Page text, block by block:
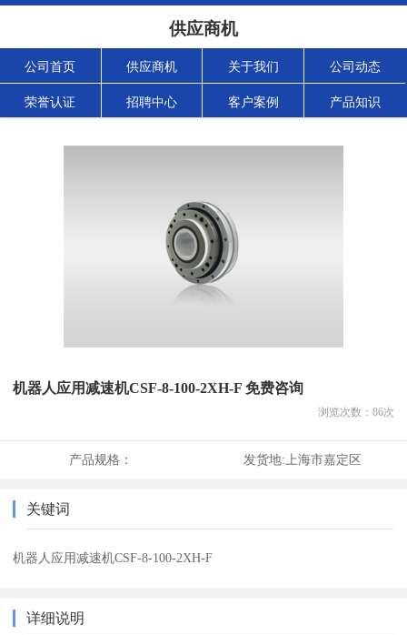
供应商机
公司首页 供应商机 关于我们 公司动态
荣誉认证 招聘中心 客户案例 产品知识
机器人应用减速机CSF-8-100-2XH-F 免费咨询
浏览次数： 86次
产品规格： 发货地: 上海市嘉定区
关键词
机器人应用减速机CSF-8-100-2XH-F
详细说明